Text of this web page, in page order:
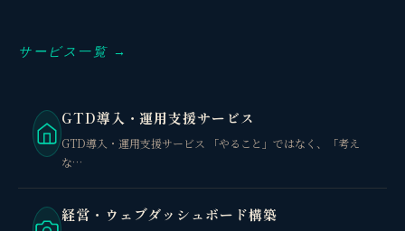
サービス一覧 →
GTD導入・運用支援サービス
GTD導入・運用支援サービス 「やること」ではなく、「考え
な…
経営・ウェブダッシュボード構築